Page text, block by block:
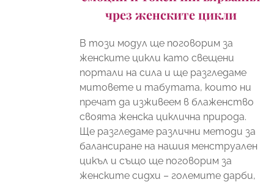
чрез женските цикли
В този модул ще поговорим за
женските цикли като свещени
портали на сила и ще разгледаме
митовете и табутата, които ни
пречат да изживеем в блаженство
своята женска циклична природа.
Ще разгледаме различни методи за
балансиране на нашия менструален
цикъл и също ще поговорим за
женските сидхи – големите дарби,